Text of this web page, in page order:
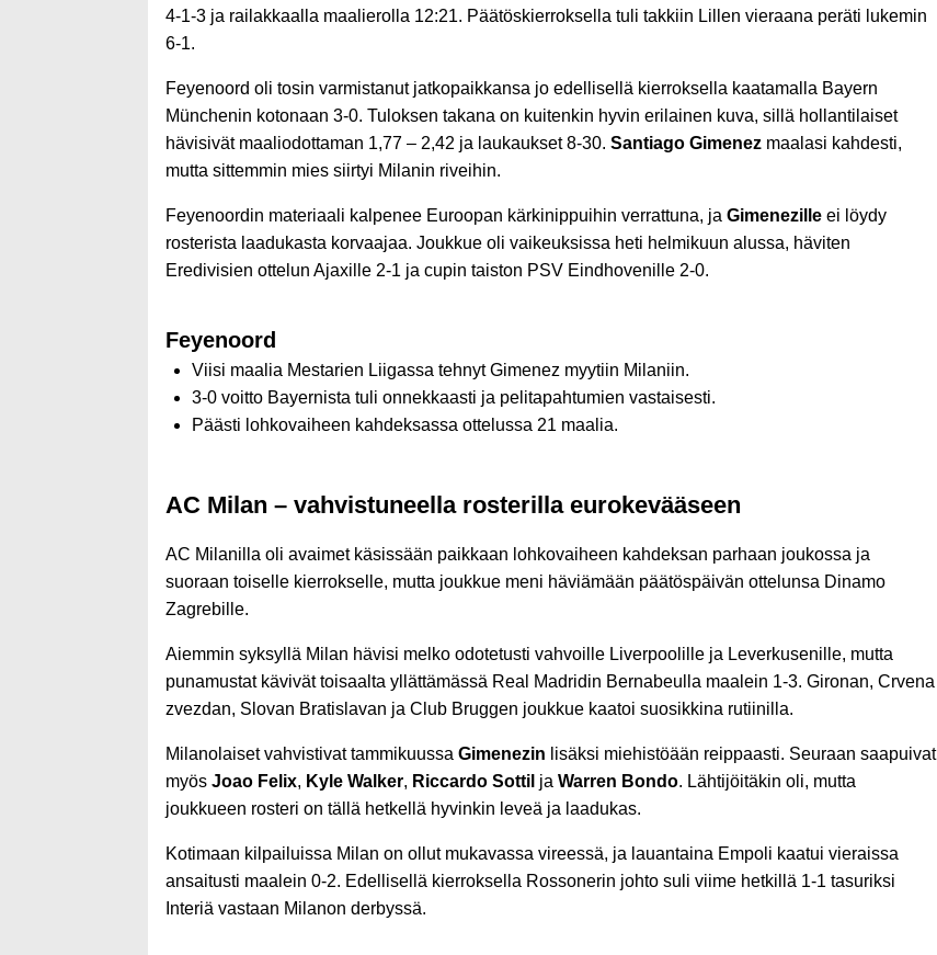
4-1-3 ja railakkaalla maalierolla 12:21. Päätöskierroksella tuli takkiin Lillen vieraana peräti lukemin
6-1.
Feyenoord oli tosin varmistanut jatkopaikkansa jo edellisellä kierroksella kaatamalla Bayern
Münchenin kotonaan 3-0. Tuloksen takana on kuitenkin hyvin erilainen kuva, sillä hollantilaiset
hävisivät maaliodottaman 1,77 – 2,42 ja laukaukset 8-30. Santiago Gimenezmaalasi kahdesti,
mutta sittemmin mies siirtyi Milanin riveihin.
Feyenoordin materiaali kalpenee Euroopan kärkinippuihin verrattuna, ja Gimenezilleei löydy
rosterista laadukasta korvaajaa. Joukkue oli vaikeuksissa heti helmikuun alussa, häviten
Eredivisien ottelun Ajaxille 2-1 ja cupin taiston PSV Eindhovenille 2-0.
Feyenoord
Viisi maalia Mestarien Liigassa tehnyt Gimenez myytiin Milaniin.
3-0 voitto Bayernista tuli onnekkaasti ja pelitapahtumien vastaisesti.
Päästi lohkovaiheen kahdeksassa ottelussa 21 maalia.
AC Milan – vahvistuneella rosterilla eurokevääseen
AC Milanilla oli avaimet käsissään paikkaan lohkovaiheen kahdeksan parhaan joukossa ja
suoraan toiselle kierrokselle, mutta joukkue meni häviämään päätöspäivän ottelunsa Dinamo
Zagrebille.
Aiemmin syksyllä Milan hävisi melko odotetusti vahvoille Liverpoolille ja Leverkusenille, mutta
punamustat kävivät toisaalta yllättämässä Real Madridin Bernabeulla maalein 1-3. Gironan, Crvena
zvezdan, Slovan Bratislavan ja Club Bruggen joukkue kaatoi suosikkina rutiinilla.
Milanolaiset vahvistivat tammikuussa Gimenezin lisäksi miehistöään reippaasti. Seuraan saapuivat
myös Joao Felix, Kyle Walker, Riccardo Sottil ja Warren Bondo. Lähtijöitäkin oli, mutta
joukkueen rosteri on tällä hetkellä hyvinkin leveä ja laadukas.
Kotimaan kilpailuissa Milan on ollut mukavassa vireessä, ja lauantaina Empoli kaatui vieraissa
ansaitusti maalein 0-2. Edellisellä kierroksella Rossonerin johto suli viime hetkillä 1-1 tasuriksi
Interiä vastaan Milanon derbyssä.